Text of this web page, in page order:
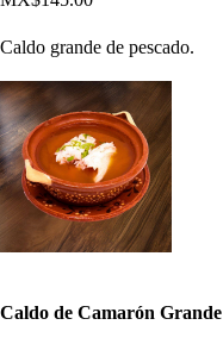
Caldo grande de pescado.
Caldo de Camarón Grande